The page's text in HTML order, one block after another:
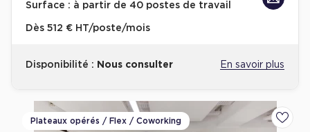
Surface : à partir de 40 postes de travail
Dès 512 € HT/poste/mois
Disponibilité : Nous consulter En savoir plus
Plateaux opérés / Flex / Coworking